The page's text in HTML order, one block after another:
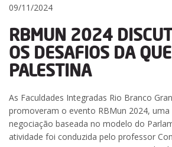
09/11/2024
RBMUN 2024
OS DESAFIOS DA
PALESTINA
As Faculdades Integradas Rio Branco
promoveram o evento RBMun 2024, uma
negociação baseada no modelo do
atividade foi conduzida pelo professor